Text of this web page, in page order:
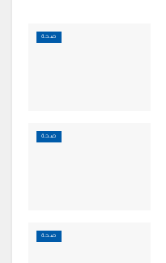
صحة
صحة
صحة